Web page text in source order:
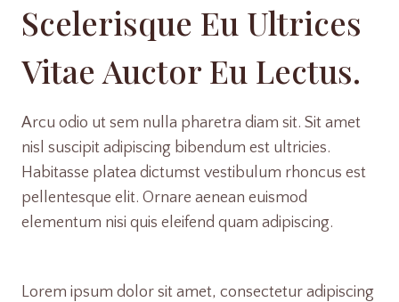
Scelerisque Eu Ultrices
Vitae Auctor Eu Lectus.
Arcu odio ut sem nulla pharetra diam sit. Sit amet
nisl suscipit adipiscing bibendum est ultricies.
Habitasse platea dictumst vestibulum rhoncus est
pellentesque elit. Ornare aenean euismod
elementum nisi quis eleifend quam adipiscing.
Lorem ipsum dolor sit amet, consectetur adipiscing